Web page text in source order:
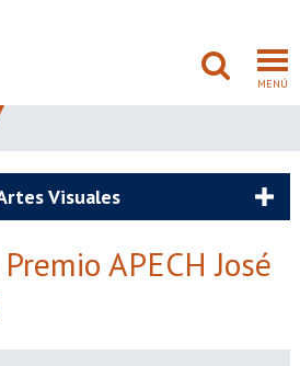
MENÚ
FACULTAD
Visuales
APECH José